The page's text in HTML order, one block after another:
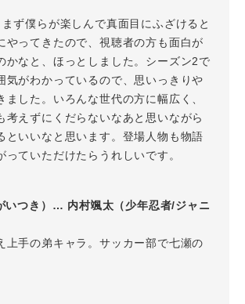
ず僕らが楽しんで真面目にふざけると
やってきたので、視聴者の方も面白が
かなと、ほっとしました。シーズン2で
気がわかっているので、思いっきりや
ました。いろんな世代の方に幅広く、
考えずにくだらないなあと思いながら
といいなと思います。登場人物も物語
っていただけたらうれしいです。
いつき）… 内村颯太（少年忍者/ジャニ
上手の弟キャラ。サッカー部で七瀬の